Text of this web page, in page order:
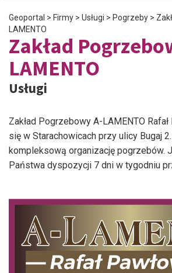
Geoportal > Firmy > Usługi > Pogrzeby >
LAMENTO
Zakład
LAMENTO
Usługi
Zakład Pogrzebowy A-LAMENTO
się w Starachowicach przy ulicy Bugaj
kompleksową organizację pogrzebów.
Państwa dyspozycji 7 dni w tygodniu